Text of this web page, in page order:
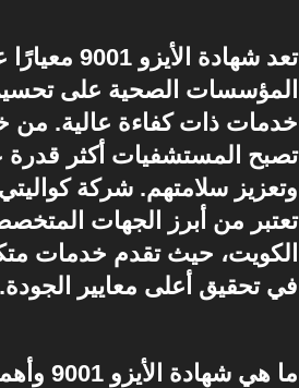
تعد شهادة
المؤسسات الصحية على
خدمات ذات كفاءة عالية. من
تصبح المستشفيات أكثر قدرة
تعتبر من أبرز الجهات
الكويت، حيث تقدم خدمات
في تحقيق أعلى معايير الجودة.
ما هي شهادة الأيزو 9001 وأهميتها للمستشفيات؟